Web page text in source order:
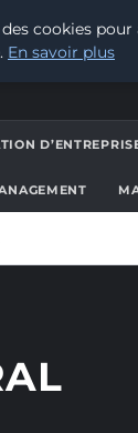
cookies
En savoir plus